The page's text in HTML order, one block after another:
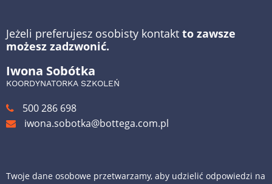
Jeżeli preferujesz osobisty kontakt to zawsze
możesz zadzwonić.
Iwona Sobótka
KOORDYNATORKA SZKOLEŃ
500 286 698
iwona.sobotka@bottega.com.pl
Twoje dane osobowe przetwarzamy, aby udzielić odpowiedzi na